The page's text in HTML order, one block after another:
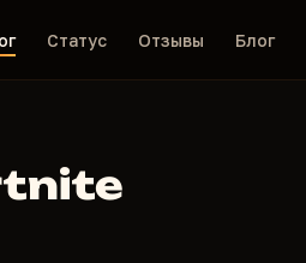
Статус Отзывы Блог